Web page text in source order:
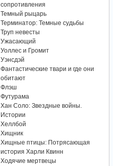
сопротивления
Темный рыцарь
Терминатор: Темные судьбы
Труп невесты
Ужасающий
Уоллес и Громит
Уэнсдэй
Фантастические твари и где они
обитают
Флэш
Футурама
Хан Соло: Звездные войны.
Истории
Хеллбой
Хищник
Хищные птицы: Потрясающая
история Харли Квинн
Ходячие мертвецы